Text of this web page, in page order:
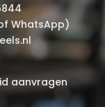
WhatsApp)
aanvragen